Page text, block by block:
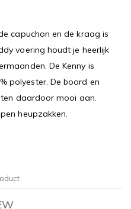
capuchon en de kraag is
voering houdt je heerlijk
De Kenny is
polyester. De boord en
daardoor mooi aan.
heupzakken.